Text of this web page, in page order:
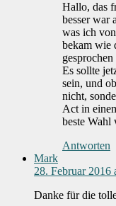
Hallo, das
besser war
was ich
bekam wie
Es sollte
sein, und
nicht,
Act in
beste Wahl
Antworten
Mark
28. Februar 2016
Danke für die